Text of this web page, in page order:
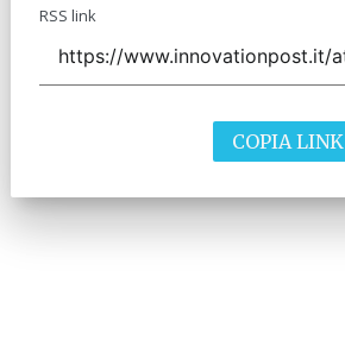
RSS link
COPIA LINK